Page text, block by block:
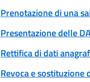
Prenotazione di una
Presentazione delle
Rettifica di dati
Revoca e